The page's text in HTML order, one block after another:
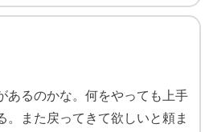
あるのかな。何をやっても上手
。また戻ってきて欲しいと頼ま